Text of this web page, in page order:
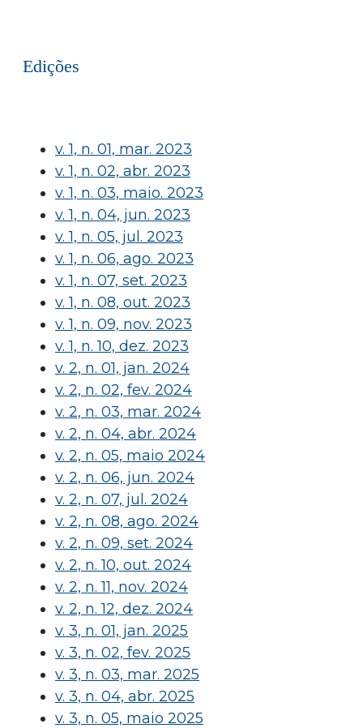
Edições
v. 1, n. 01, mar. 2023
v. 1, n. 02, abr. 2023
v. 1, n. 03, maio. 2023
v. 1, n. 04, jun. 2023
v. 1, n. 05, jul. 2023
v. 1, n. 06, ago. 2023
v. 1, n. 07, set. 2023
v. 1, n. 08, out. 2023
v. 1, n. 09, nov. 2023
v. 1, n. 10, dez. 2023
v. 2, n. 01, jan. 2024
v. 2, n. 02, fev. 2024
v. 2, n. 03, mar. 2024
v. 2, n. 04, abr. 2024
v. 2, n. 05, maio 2024
v. 2, n. 06, jun. 2024
v. 2, n. 07, jul. 2024
v. 2, n. 08, ago. 2024
v. 2, n. 09, set. 2024
v. 2, n. 10, out. 2024
v. 2, n. 11, nov. 2024
v. 2, n. 12, dez. 2024
v. 3, n. 01, jan. 2025
v. 3, n. 02, fev. 2025
v. 3, n. 03, mar. 2025
v. 3, n. 04, abr. 2025
v. 3, n. 05, maio 2025